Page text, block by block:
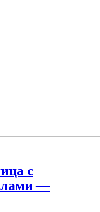
с
—